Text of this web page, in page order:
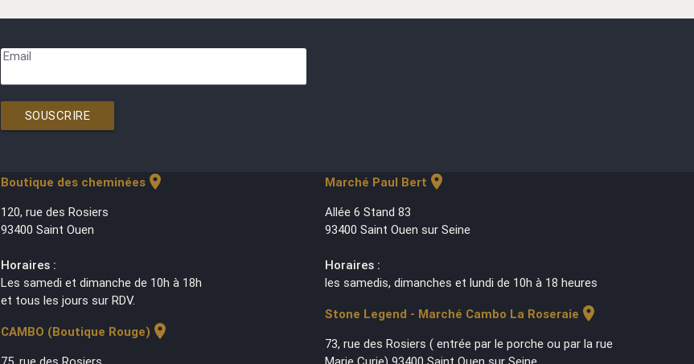
Email
SOUSCRIRE
Boutique des cheminéeslocation_on
120, rue des Rosiers
93400 Saint Ouen
Horaires :
Les samedi et dimanche de 10h à 18h
et tous les jours sur RDV.
CAMBO (Boutique Rouge) location_on
Marché Paul Bert location_on
Allée 6 Stand 83
93400 Saint Ouen sur Seine
Horaires :
les samedis, dimanches et lundi de 10h à 18 heures
Stone Legend - Marché Cambo La Roseraie location_on
73, rue des Rosiers ( entrée par le porche ou par la rue